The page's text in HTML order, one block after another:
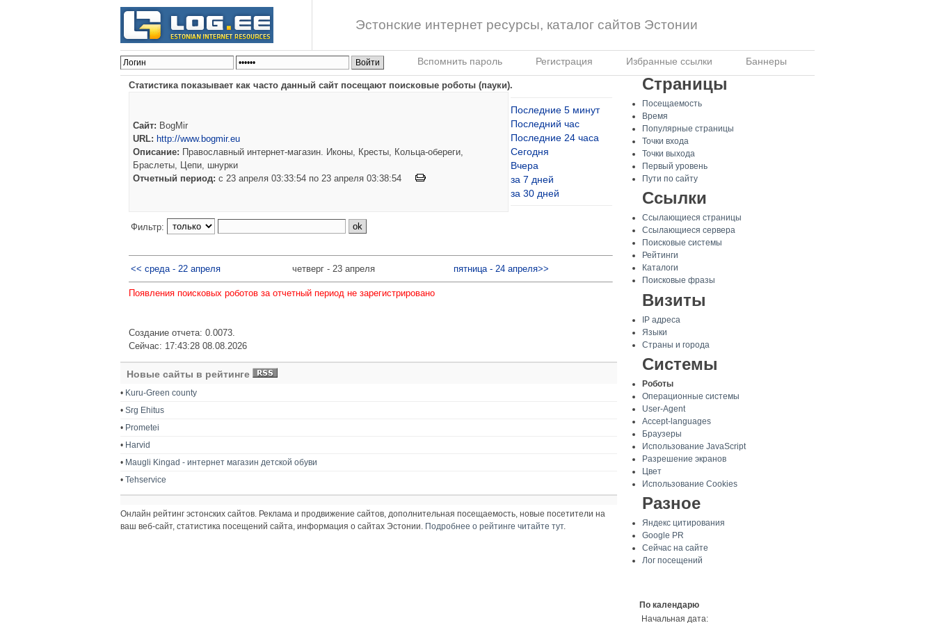
Эстонские интернет ресурсы, каталог сайтов Эстонии
Вспомнить пароль Регистрация Избранные ссылки Баннеры
Статистика показывает как часто данный сайт посещают поисковые роботы (пауки).
Сайт: BogMir
URL: http://www.bogmir.eu
Описание: Православный интернет-магазин. Иконы, Кресты, Кольца-обереги,
Браслеты, Цепи, шнурки
Отчетный период: c 23 апреля 03:33:54 по 23 апреля 03:38:54
Последние 5 минут
Последний час
Последние 24 часа
Сегодня
Вчера
за 7 дней
за 30 дней
Фильтр:
<< среда - 22 апреля четверг - 23 апреля пятница - 24 апреля>>
Появления поисковых роботов за отчетный период не зарегистрировано
Создание отчета: 0.0073.
Сейчас: 17:43:28 08.08.2026
Новые сайты в рейтинге
• Kuru-Green county
• Srg Ehitus
• Prometei
• Harvid
• Maugli Kingad - интернет магазин детской обуви
• Tehservice
Онлайн рейтинг эстонских сайтов. Реклама и продвижение сайтов, дополнительная посещаемость, новые посетители на
ваш веб-сайт, статистика посещений сайта, информация о сайтах Эстонии. Подробнее о рейтинге читайте тут.
Страницы
Посещаемость
Время
Популярные страницы
Точки входа
Точки выхода
Первый уровень
Пути по сайту
Ссылки
Ссылающиеся страницы
Ссылающиеся сервера
Поисковые системы
Рейтинги
Каталоги
Поисковые фразы
Визиты
IP адреса
Языки
Страны и города
Системы
Роботы
Операционные системы
User-Agent
Accept-languages
Браузеры
Использование JavaScript
Разрешение экранов
Цвет
Использование Cookies
Разное
Яндекс цитирования
Google PR
Сейчас на сайте
Лог посещений
По календарю
Начальная дата: